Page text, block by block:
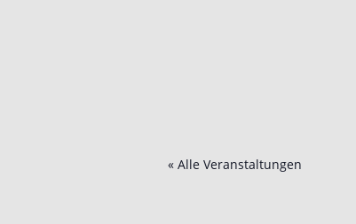
« Alle Veranstaltungen